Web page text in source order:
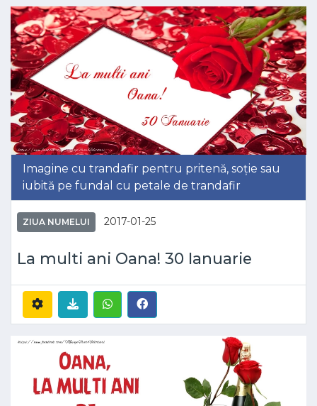
Imagine cu trandafir pentru pritenă, soție sau
iubită pe fundal cu petale de trandafir
ZIUA NUMELUI 2017-01-25
La multi ani Oana! 30 Ianuarie